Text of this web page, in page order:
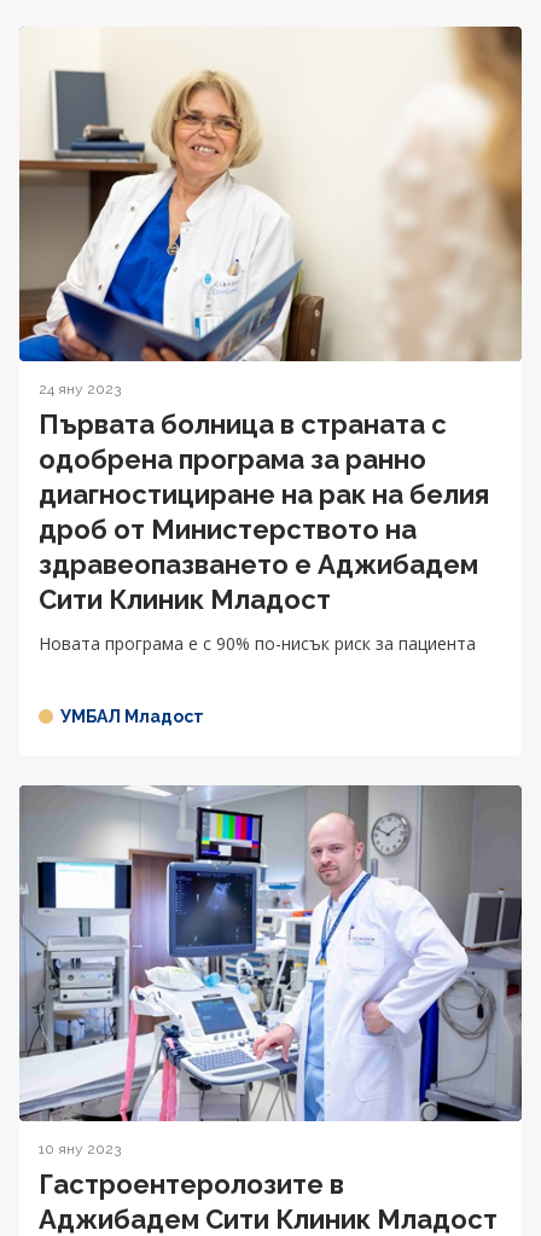
24 яну 2023
Първата болница в страната с
одобрена програма за ранно
диагностициране на рак на белия
дроб от Министерството на
здравеопазването e Аджибадем
Сити Клиник Младост
Новата програма е с 90% по-нисък риск за пациента
УМБАЛ Младост
10 яну 2023
Гастроентеролозите в
Aджибадем Сити Клиник Младост